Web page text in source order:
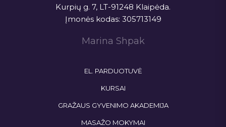
Kurpių g. 7, LT-91248 Klaipėda.
Įmonės kodas: 305713149
Marina Shpak
EL. PARDUOTUVĖ
KURSAI
GRAŽAUS GYVENIMO AKADEMIJA
MASAŽO MOKYMAI